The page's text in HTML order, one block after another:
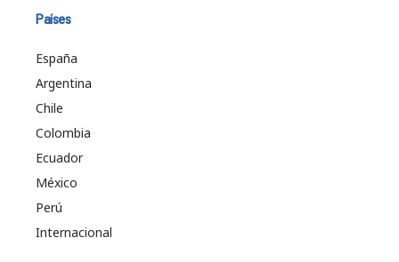
Países
España
Argentina
Chile
Colombia
Ecuador
México
Perú
Internacional